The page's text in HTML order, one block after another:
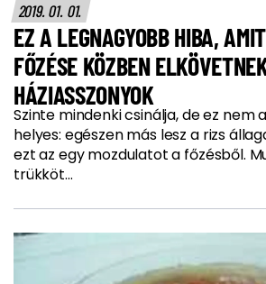
2019. 01. 01.
EZ A LEGNAGYOBB HIBA,
FŐZÉSE KÖZBEN ELKÖVETNEK A
HÁZIASSZONYOK
Szinte mindenki csinálja, de ez nem
helyes: egészen más lesz a rizs
ezt az egy mozdulatot a főzésből.
trükköt...